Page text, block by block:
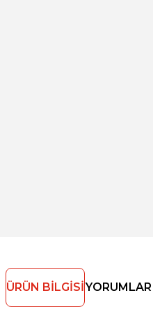
ÜRÜN BILGISIYORUMLAR